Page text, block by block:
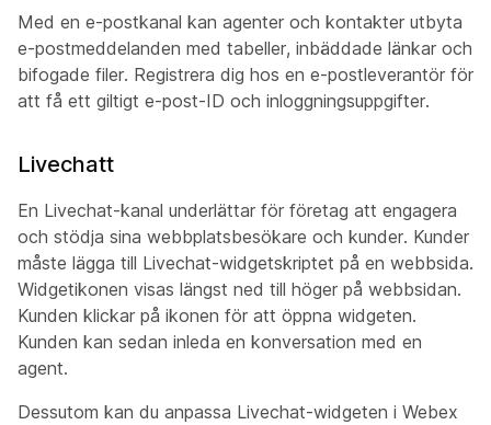
Med en e-postkanal kan agenter och kontakter utbyta
e-postmeddelanden med tabeller, inbäddade länkar och
bifogade filer. Registrera dig hos en e-postleverantör för
att få ett giltigt e-post-ID och inloggningsuppgifter.
Livechatt
En Livechat-kanal underlättar för företag att engagera
och stödja sina webbplatsbesökare och kunder. Kunder
måste lägga till Livechat-widgetskriptet på en webbsida.
Widgetikonen visas längst ned till höger på webbsidan.
Kunden klickar på ikonen för att öppna widgeten.
Kunden kan sedan inleda en konversation med en
agent.
Dessutom kan du anpassa Livechat-widgeten i Webex